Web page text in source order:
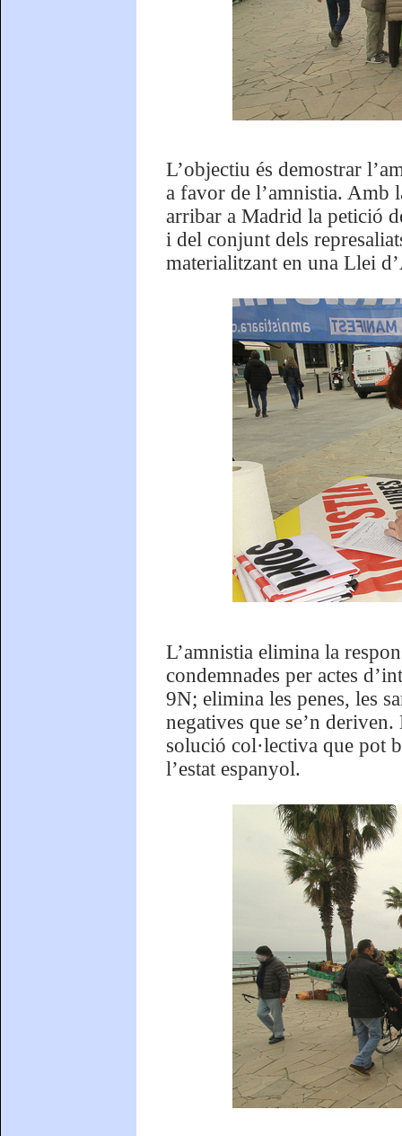
L’objectiu és demostrar
a favor de l’amnistia. Amb
arribar a Madrid la petició
i del conjunt dels
materialitzant en una Llei
L’amnistia elimina la
condemnades per actes
9N; elimina les penes, les
negatives que se’n
solució col·lectiva que pot
l’estat espanyol.